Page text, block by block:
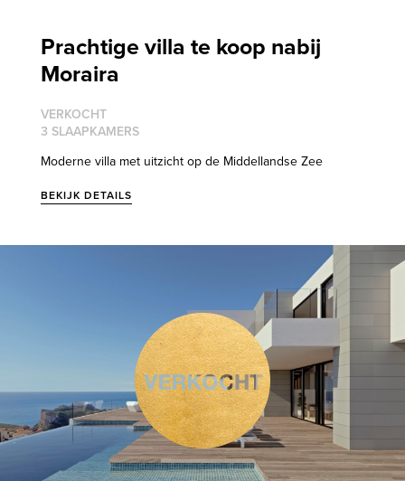
Prachtige villa te koop nabij
Moraira
VERKOCHT
3 SLAAPKAMERS
Moderne villa met uitzicht op de Middellandse Zee
BEKIJK DETAILS